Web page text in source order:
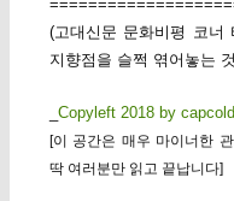
(고대신문 문화비평 코너
지향점을 슬쩍 엮어놓는
Copyleft 2018 by capcold
[이 공간은 매우 마이너한
딱 여러분만 읽고 끝납니다]